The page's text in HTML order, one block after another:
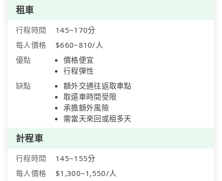
租車
行程時間
145~170分
每人價格
$660~810/人
優點
價格便宜
行程彈性
缺點
額外交通往返取車點
取還車時間受限
承擔額外風險
需當天來回或租多天
計程車
行程時間
145~155分
每人價格
$1,300~1,550/人